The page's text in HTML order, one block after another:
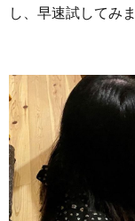
し、早速試してみま